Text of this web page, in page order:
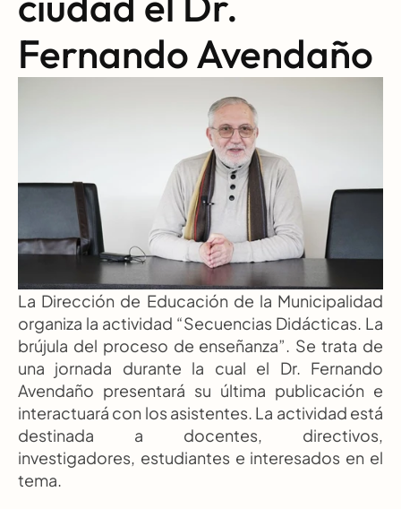
Fernando Avendaño
La Dirección de Educación de la Municipalidad
organiza la actividad “Secuencias Didácticas. La
brújula del proceso de enseñanza”. Se trata de
una jornada durante la cual el Dr. Fernando
Avendaño presentará su última publicación e
interactuará con los asistentes. La actividad está
destinada a docentes, directivos,
investigadores, estudiantes e interesados en el
tema.